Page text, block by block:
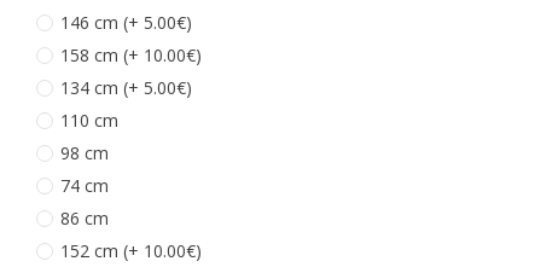
146 cm (+ 5.00€)
158 cm (+ 10.00€)
134 cm (+ 5.00€)
110 cm
98 cm
74 cm
86 cm
152 cm (+ 10.00€)